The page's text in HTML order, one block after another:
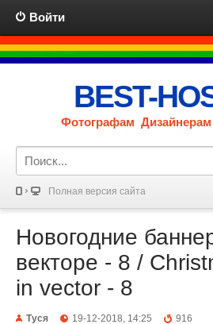
Войти
BEST-
Фотографам
Полная версия сайта
Новогодние
векторе - 8 /
in vector - 8
Туся 19-12-2018, 14:25
916